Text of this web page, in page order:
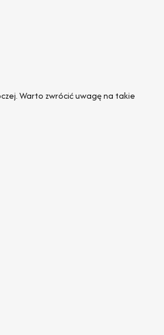
Warto zwrócić uwagę na takie